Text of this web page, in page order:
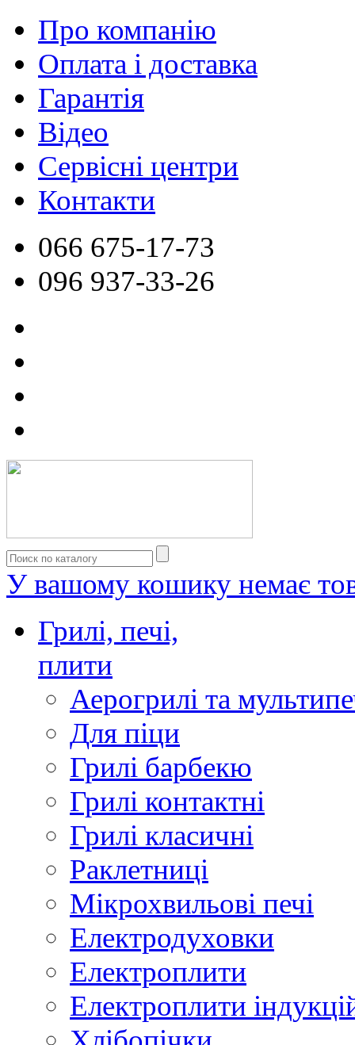
Про компанію
Оплата і доставка
Гарантія
Відео
Сервісні центри
Контакти
066 675-17-73
096 937-33-26
У вашому кошику немає
Грилі, печі,
плити
Аерогрилі та
Для піци
Грилі барбекю
Грилі контактні
Грилі класичні
Раклетниці
Мікрохвильові печі
Електродуховки
Електроплити
Електроплити